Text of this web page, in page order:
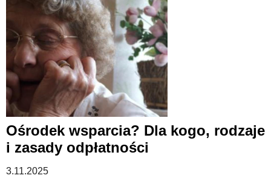
PRAWO W BIZNESIE
ZMIANY W PRAWIE
WZORY DOKUMENTÓW
FORUM PRAWNE
Ośrodek wsparcia? Dla kogo, rodzaje
i zasady odpłatności
3.11.2025